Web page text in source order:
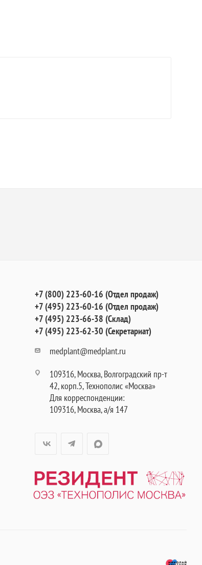
+7 (800) 223-60-16 (Отдел продаж)
+7 (495) 223-60-16 (Отдел продаж)
+7 (495) 223-66-38 (Склад)
+7 (495) 223-62-30 (Секретариат)
medplant@medplant.ru
109316, Москва, Волгоградский пр-т
42, корп.5, Технополис «Москва»
Для корреспонденции:
109316, Москва, а/я 147